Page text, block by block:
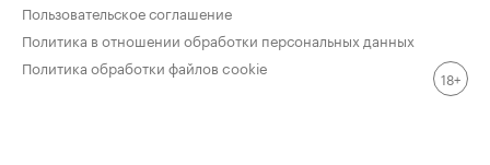
Пользовательское соглашение
Политика в отношении обработки персональных данных
Политика обработки файлов cookie
18+